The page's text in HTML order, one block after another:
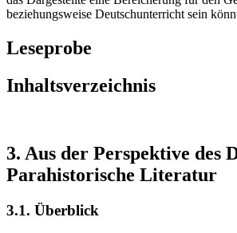
beziehungsweise Deutschunterricht sein
Leseprobe
Inhaltsverzeichnis
3. Aus der Perspektive des
Parahistorische Literatur
3.1. Überblick